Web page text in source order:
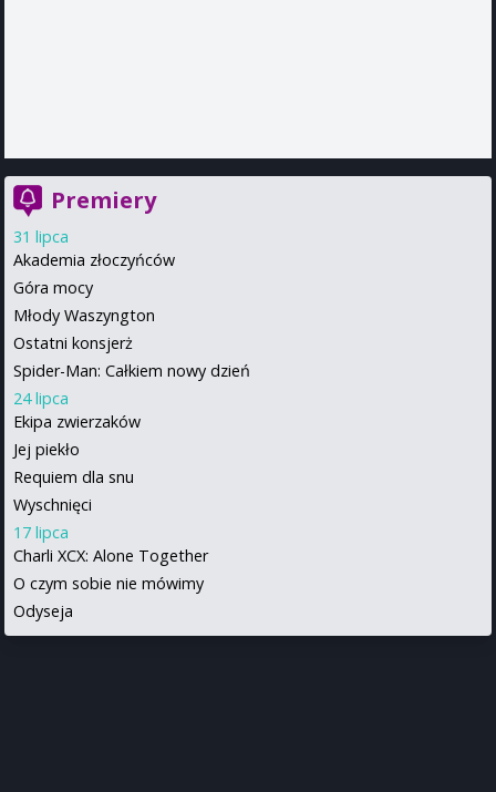
Premiery
31 lipca
Akademia złoczyńców
Góra mocy
Młody Waszyngton
Ostatni konsjerż
Spider-Man: Całkiem nowy dzień
24 lipca
Ekipa zwierzaków
Jej piekło
Requiem dla snu
Wyschnięci
17 lipca
Charli XCX: Alone Together
O czym sobie nie mówimy
Odyseja